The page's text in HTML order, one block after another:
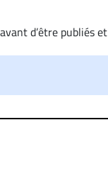
d’être publiés et
également
un droit de